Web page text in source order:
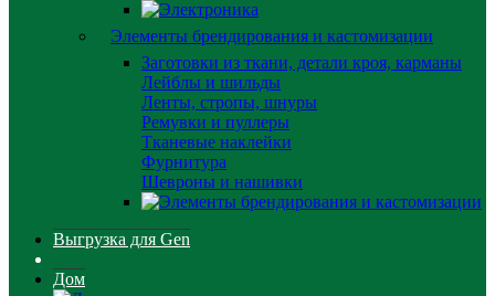
Элементы брендирования и кастомизации
Заготовки из ткани, детали кроя, карманы
Лейблы и шильды
Ленты, стропы, шнуры
Ремувки и пуллеры
Тканевые наклейки
Фурнитура
Шевроны и нашивки
Выгрузка для Gen
Дом